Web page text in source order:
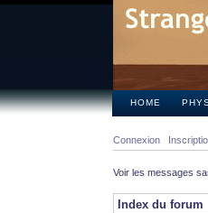
HOME
Connexion
Voir les messages
Index du forum